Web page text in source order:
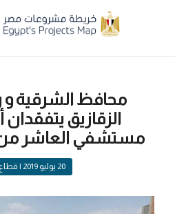
محافظ الشرقية
الزقازيق
مستشفي العاشر من
20 يوليو 2019 |